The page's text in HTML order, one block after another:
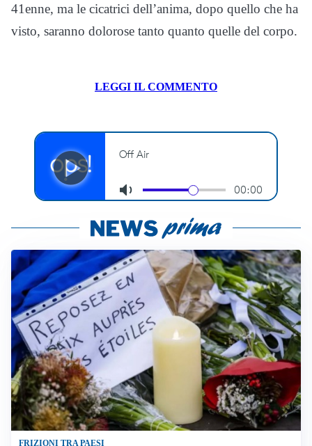
41enne, ma le cicatrici dell’anima, dopo quello che ha
visto, saranno dolorose tanto quanto quelle del corpo.
LEGGI IL COMMENTO
FRIZIONI TRA PAESI